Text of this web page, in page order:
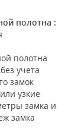
полотна :
полотна
учета
замок
узкие
замка и
замка